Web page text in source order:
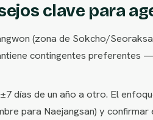
clave para
(zona de Sokcho/
contingentes preferentes
días de un año a otro. El
para Naejangsan) y